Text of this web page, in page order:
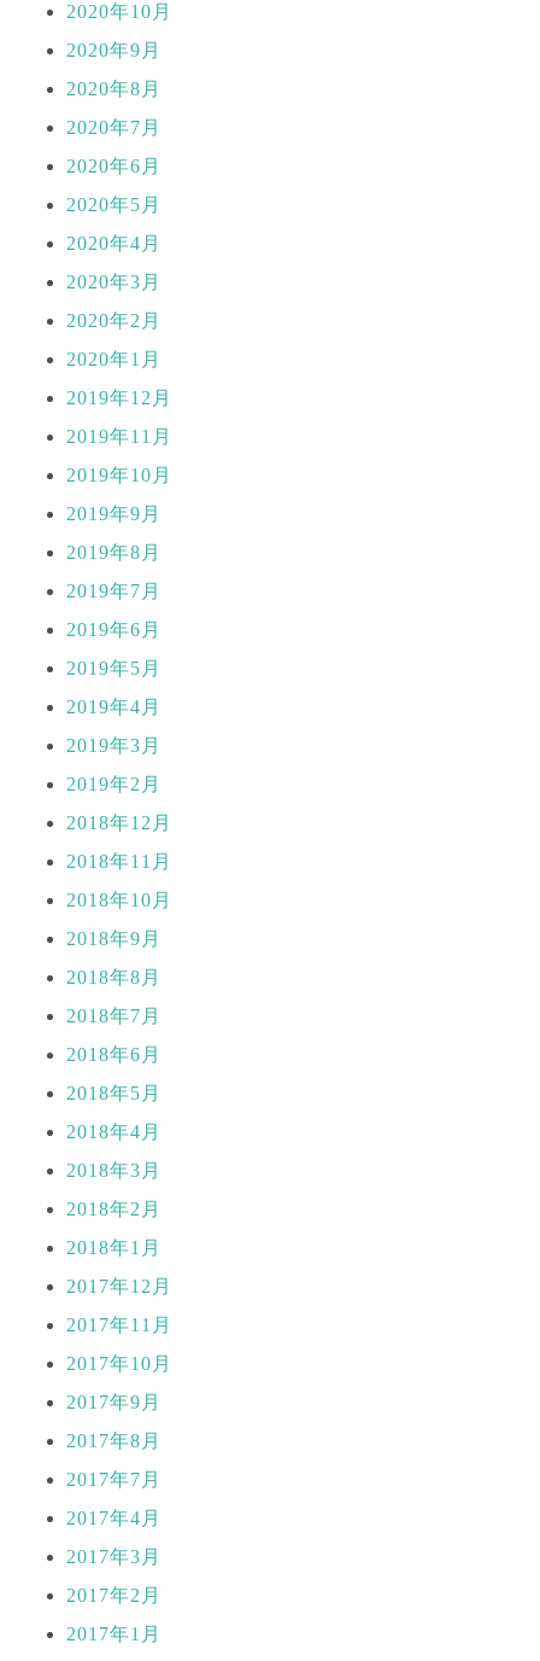
2020年10月
2020年9月
2020年8月
2020年7月
2020年6月
2020年5月
2020年4月
2020年3月
2020年2月
2020年1月
2019年12月
2019年11月
2019年10月
2019年9月
2019年8月
2019年7月
2019年6月
2019年5月
2019年4月
2019年3月
2019年2月
2018年12月
2018年11月
2018年10月
2018年9月
2018年8月
2018年7月
2018年6月
2018年5月
2018年4月
2018年3月
2018年2月
2018年1月
2017年12月
2017年11月
2017年10月
2017年9月
2017年8月
2017年7月
2017年4月
2017年3月
2017年2月
2017年1月